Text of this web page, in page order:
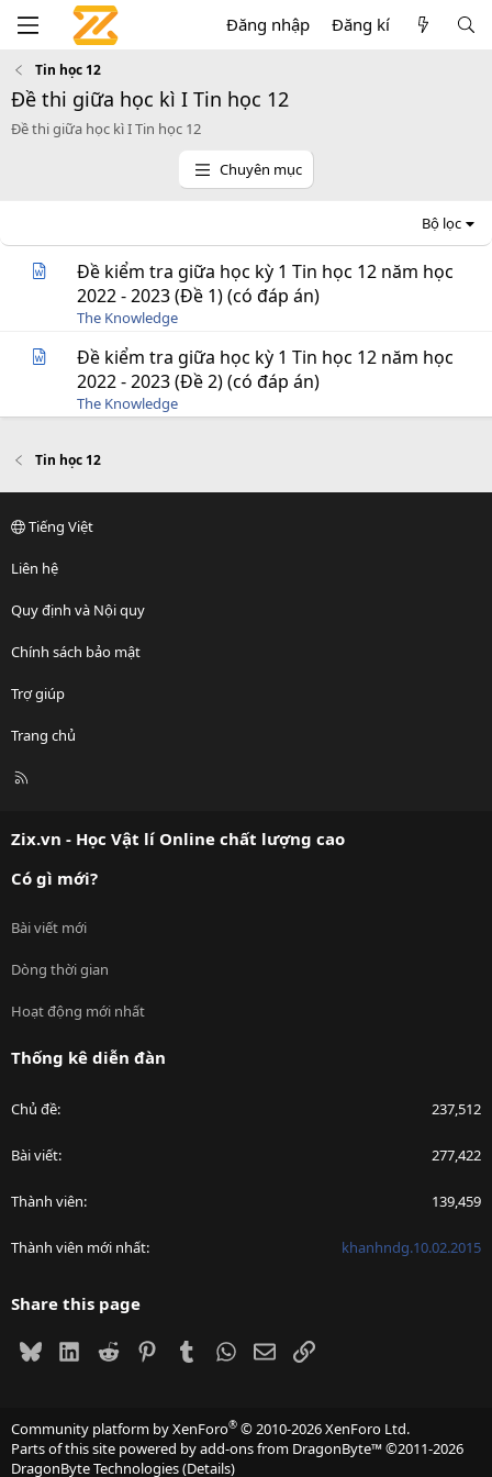
Đăng nhập Đăng kí
Tin học 12
Đề thi giữa học kì I Tin học 12
Đề thi giữa học kì I Tin học 12
Chuyên mục
Bộ lọc
Đề kiểm tra giữa học kỳ 1 Tin học 12 năm học
2022 - 2023 (Đề 1) (có đáp án)
The Knowledge
Đề kiểm tra giữa học kỳ 1 Tin học 12 năm học
2022 - 2023 (Đề 2) (có đáp án)
The Knowledge
Tin học 12
Tiếng Việt
Liên hệ
Quy định và Nội quy
Chính sách bảo mật
Trợ giúp
Trang chủ
R
Zix.vn - Học Vật lí Online chất lượng cao
Có gì mới?
Bài viết mới
Dòng thời gian
Hoạt động mới nhất
Thống kê diễn đàn
Chủ đề 237,512
Bài viết 277,422
Thành viên 139,459
Thành viên mới nhất khanhndg.10.02.2015
Share this page
BlueskyLinkedIn
Reddit PinterestTumblrWhatsApp
EmailLink
Community platform by XenForo® © 2010-2026 XenForo Ltd.
Parts of this site powered byadd-ons from DragonByte™©2011-2026
DragonByte Technologies(Details)